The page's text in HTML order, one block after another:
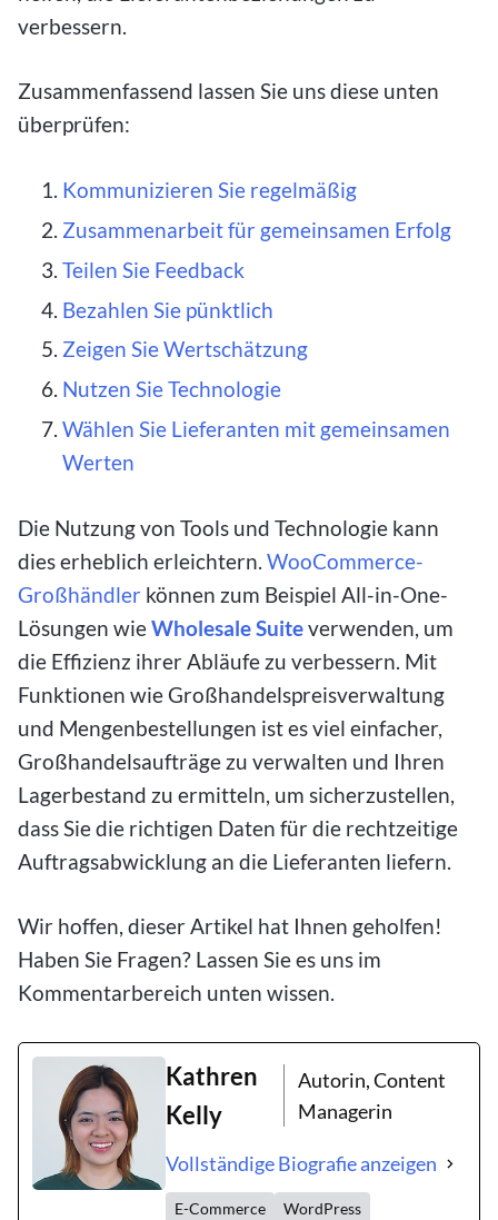
verbessern.
Zusammenfassend lassen Sie uns diese unten
überprüfen:
Kommunizieren Sie regelmäßig
Zusammenarbeit für gemeinsamen Erfolg
Teilen Sie Feedback
Bezahlen Sie pünktlich
Zeigen Sie Wertschätzung
Nutzen Sie Technologie
Wählen Sie Lieferanten mit gemeinsamen
Werten
Die Nutzung von Tools und Technologie kann
dies erheblich erleichtern. WooCommerce-
Großhändler können zum Beispiel All-in-One-
Lösungen wieWholesale Suiteverwenden, um
die Effizienz ihrer Abläufe zu verbessern. Mit
Funktionen wie Großhandelspreisverwaltung
und Mengenbestellungen ist es viel einfacher,
Großhandelsaufträge zu verwalten und Ihren
Lagerbestand zu ermitteln, um sicherzustellen,
dass Sie die richtigen Daten für die rechtzeitige
Auftragsabwicklung an die Lieferanten liefern.
Wir hoffen, dieser Artikel hat Ihnen geholfen!
Haben Sie Fragen? Lassen Sie es uns im
Kommentarbereich unten wissen.
Kathren
Kelly
Autorin, Content
Managerin
Vollständige Biografie anzeigen
E-Commerce
WordPress